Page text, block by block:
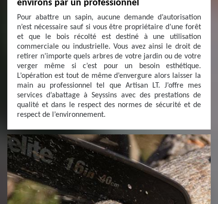
environs par un professionnel
Pour abattre un sapin, aucune demande d’autorisation
n’est nécessaire sauf si vous être propriétaire d’une forêt
et que le bois récolté est destiné à une utilisation
commerciale ou industrielle. Vous avez ainsi le droit de
retirer n’importe quels arbres de votre jardin ou de votre
verger même si c’est pour un besoin esthétique.
L’opération est tout de même d’envergure alors laisser la
main au professionnel tel que Artisan LT. J’offre mes
services d’abattage à Seyssins avec des prestations de
qualité et dans le respect des normes de sécurité et de
respect de l’environnement.